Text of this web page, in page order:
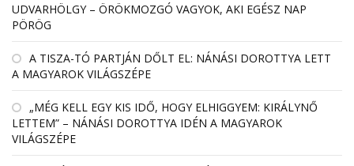
UDVARHÖLGY – ÖRÖKMOZGÓ VAGYOK, AKI EGÉSZ NAP
PÖRÖG
A TISZA-TÓ PARTJÁN DŐLT EL: NÁNÁSI DOROTTYA LETT
A MAGYAROK VILÁGSZÉPE
„MÉG KELL EGY KIS IDŐ, HOGY ELHIGGYEM: KIRÁLYNŐ
LETTEM” – NÁNÁSI DOROTTYA IDÉN A MAGYAROK
VILÁGSZÉPE